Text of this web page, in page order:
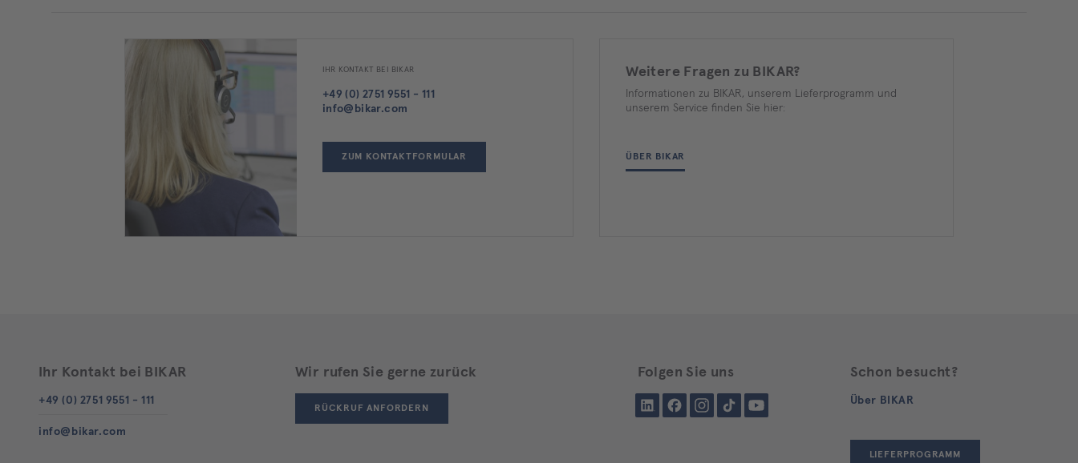
IHR KONTAKT BEI BIKAR
+49 (0) 2751 9551 - 111
info@bikar.com
ZUM KONTAKTFORMULAR
Weitere Fragen zu BIKAR?
Informationen zu BIKAR, unserem Lieferprogramm und
unserem Service finden Sie hier:
ÜBER BIKAR
Ihr Kontakt bei BIKAR
+49 (0) 2751 9551 - 111
info@bikar.com
Wir rufen Sie gerne zurück
RÜCKRUF ANFORDERN
Folgen Sie uns
LinkedInFacebookInstagramTiktokYouTube
Schon besucht?
Über BIKAR
LIEFERPROGRAMM